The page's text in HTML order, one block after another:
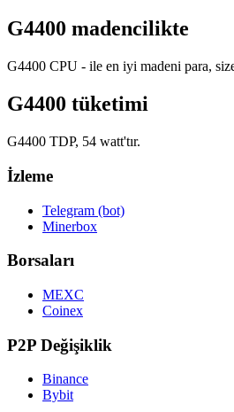
G4400 madencilikte
G4400 CPU - ile en iyi madeni para,
G4400 tüketimi
G4400 TDP, 54 watt'tır.
İzleme
Telegram (bot)
Minerbox
Borsaları
MEXC
Coinex
P2P Değişiklik
Binance
Bybit